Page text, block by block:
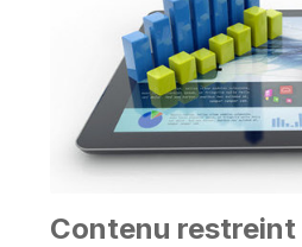
Contenu restreint